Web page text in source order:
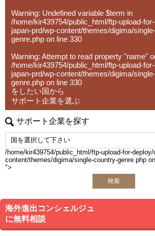
す。
遠隔地に所在の企業の場合、ビデオ通話
事務所ホームページ
https://www.tonogai-law.com
Warning: Undefined variable $term in
/home/kir439754/public_html/ftp-upload-
japan-prd/wp-content/themes/digima/
genre.php on line 330
Warning: Attempt to read property "name"
/home/kir439754/public_html/ftp-upload-
japan-prd/wp-content/themes/digima/
genre.php on line 330
をしたい国から
サポート企業を選ぶ
サポート企業を探す
/home/kir439754/public_html/ftp-upload-for-
content/themes/digima/single-country-genre.php
">
検索
海外進出コンシェルジュ
に無料相談